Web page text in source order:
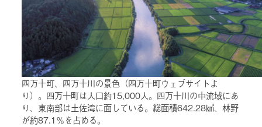
四万十町、四万十川の景色（四万十町ウェブサイトよ
り）。四万十町は人口約15,000人。四万十川の中流域にあ
り、東南部は土佐湾に面している。総面積642.28㎢、林野
が約87.1％を占める。